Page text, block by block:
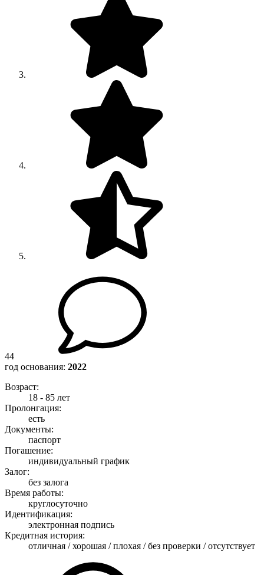
44
год основания: 2022
Возраст:
18 - 85 лет
Пролонгация:
есть
Документы:
паспорт
Погашение:
индивидуальный график
Залог:
без залога
Время работы:
круглосуточно
Идентификация:
электронная подпись
Кредитная история:
отличная / хорошая / плохая / без проверки / отсутствует